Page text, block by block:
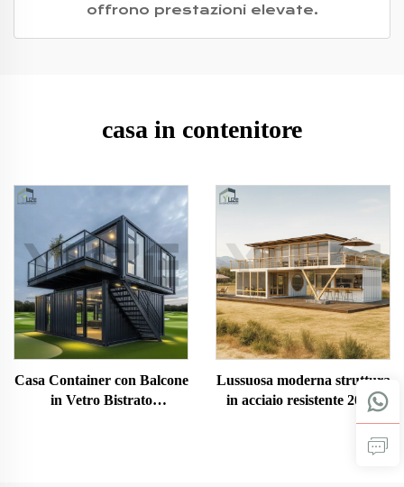
offrono prestazioni elevate.
casa in contenitore
Casa Container con Balcone
in Vetro Bistrato
Lussuosa moderna struttura
in acciaio resistente 20FT
40FT, casa container
prefabbricata personalizzata